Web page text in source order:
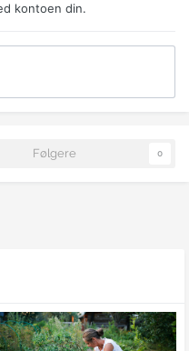
kontoen din.
Følgere 0